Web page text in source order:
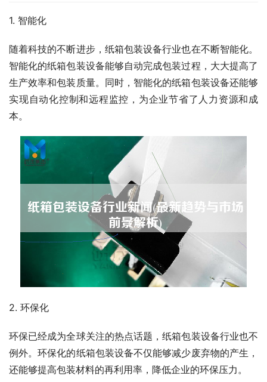
1. 智能化
随着科技的不断进步，纸箱包装设备行业也在不断智能化。
智能化的纸箱包装设备能够自动完成包装过程，大大提高了
生产效率和包装质量。同时，智能化的纸箱包装设备还能够
实现自动化控制和远程监控，为企业节省了人力资源和成
本。
2. 环保化
环保已经成为全球关注的热点话题，纸箱包装设备行业也不
例外。环保化的纸箱包装设备不仅能够减少废弃物的产生，
还能够提高包装材料的再利用率，降低企业的环保压力。